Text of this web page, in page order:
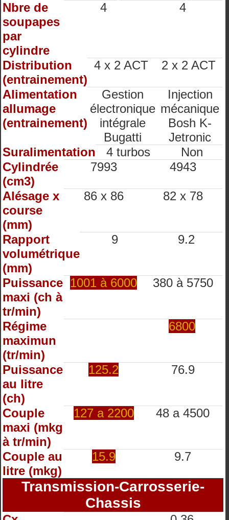
Nbre de
soupapes
par
cylindre
4 4
Distribution
(entrainement)
4 x 2 ACT 2 x 2 ACT
Alimentation
allumage
(entrainement)
Gestion
électronique
intégrale
Bugatti
Injection
mécanique
Bosh K-
Jetronic
Suralimentation
4 turbos
Non
Cylindrée
(cm3)
7993 4943
Alésage x
course
(mm)
86 x 86 82 x 78
Rapport
volumétrique
(mm)
9 9.2
Puissance
maxi (ch à
tr/min)
1001 à 6000 380 à 5750
Régime
maximun
(tr/min)
6800
Puissance
au litre
(ch)
125.2 76.9
Couple
maxi (mkg
à tr/min)
127 a 2200 48 a 4500
Couple au
litre (mkg)
15.9 9.7
Transmission-Carrosserie-
Chassis